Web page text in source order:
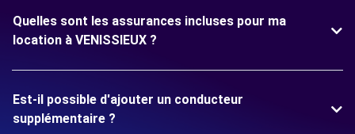
Quelles sont les assurances incluses pour ma
location à VENISSIEUX ?
Est-il possible d'ajouter un conducteur
supplémentaire ?